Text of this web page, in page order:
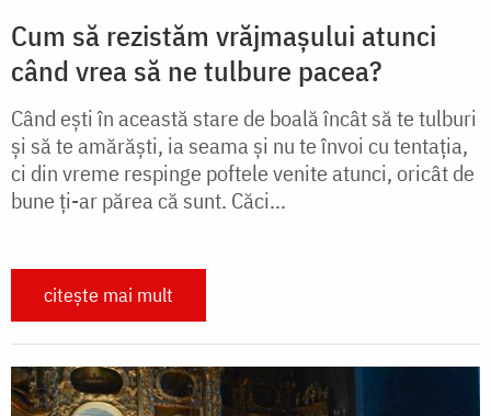
Cum să rezistăm vrăjmașului atunci
când vrea să ne tulbure pacea?
Când ești în această stare de boală încât să te tulburi
şi să te amărăşti, ia seama și nu te învoi cu tentaţia,
ci din vreme respinge poftele venite atunci, oricât de
bune ţi-ar părea că sunt. Căci...
citește mai mult